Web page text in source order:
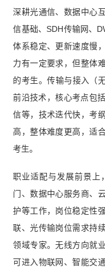
集锦】
【2026年
点集锦】
深耕光通信、数据中心
信基础、SDH传输网、
体系稳定、更新速度慢
力有一定要求，但整体
的考生。传输与接入（
前沿技术，核心考点包
信等，技术迭代快，考
高，整体难度更高，适
考生。
职业适配与发展前景上
门、数据中心服务商、
护等工作，岗位稳定性
联、光传输岗位需求持
领域专家。无线方向就
可进入物联网、智能交